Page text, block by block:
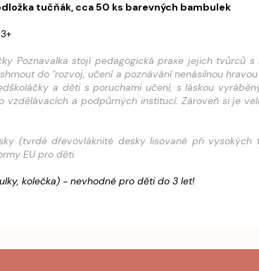
tučňák, cca 50 ks barevných bambulek
Poznavalka stojí pedagogická praxe jejich tvůrců
do "rozvoj, učení a poznávání nenásilnou
a děti s poruchami učení, s láskou
vzdělávacích a podpůrných institucí. Zároveň si je
(tvrdé dřevovláknité desky lisované při
EU pro děti.
kolečka) - nevhodné pro děti do 3 let!